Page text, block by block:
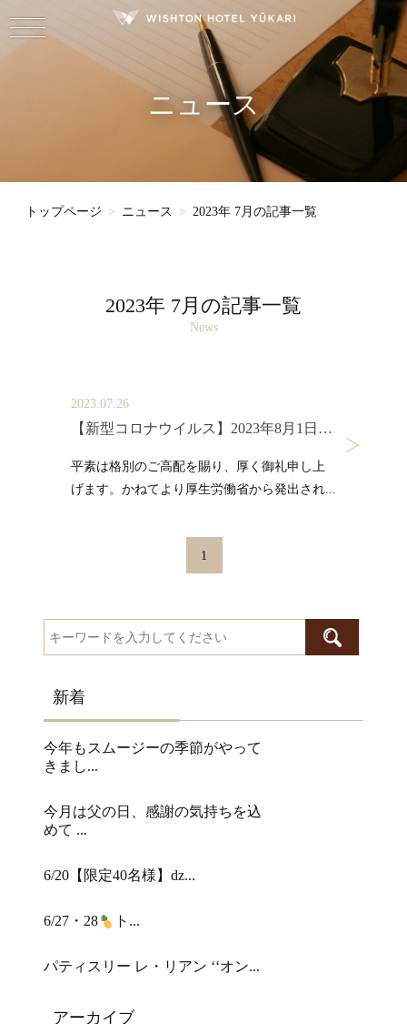
ニュース
トップページ ニュース 2023年 7月の記事一覧
2023年 7月の記事一覧
News
2023.07.26
【新型コロナウイルス】2023年8月1日以降のホテルでの対応について
平素は格別のご高配を賜り、厚く御礼申し上
げます。かねてより厚生労働省から発出され...
1
新着
今年もスムージーの季節がやって
きまし...
今月は父の日、感謝の気持ちを込
めて ...
6/20【限定40名様】ǳ...
6/27・28 ト...
パティスリー レ・リアン ‘‘オン...
アーカイブ